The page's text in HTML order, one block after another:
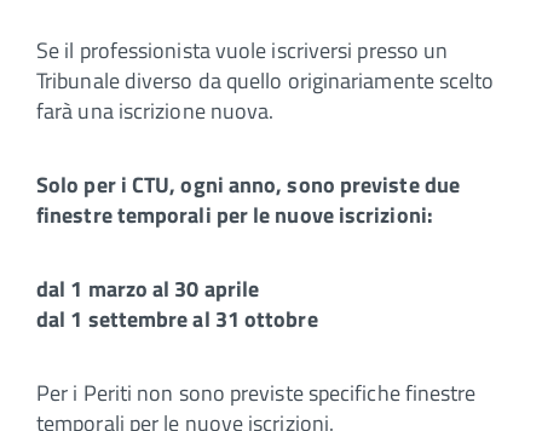
Se il professionista vuole iscriversi presso un
Tribunale diverso da quello originariamente scelto
farà una iscrizione nuova.
Solo per i CTU, ogni anno, sono previste due
finestre temporali per le nuove iscrizioni:
dal 1 marzo al 30 aprile
dal 1 settembre al 31 ottobre
Per i Periti non sono previste specifiche finestre
temporali per le nuove iscrizioni.